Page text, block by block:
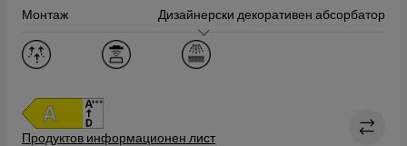
Монтаж Дизайнерски декоративен абсорбатор
Размер (см)
Ниво на шум, макс./мин (dB)
70 / 56
Продуктов информационен лист